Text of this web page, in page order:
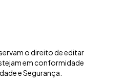
o direito de editar
em conformidade
e Segurança.